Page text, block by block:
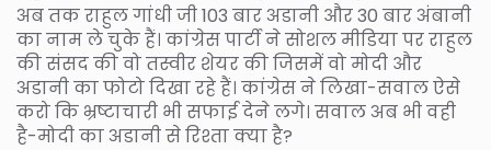
अब तक राहुल गांधी जी 103 बार अडानी और 30 बार अंबानी
का नाम ले चुके हैं। कांग्रेस पार्टी ने सोशल मीडिया पर राहुल
की संसद की वो तस्वीर शेयर की जिसमें वो मोदी और
अडानी का फोटो दिखा रहे हैं। कांग्रेस ने लिखा-सवाल ऐसे
करो कि भ्रष्टाचारी भी सफाई देने लगे। सवाल अब भी वही
है-मोदी का अडानी से रिश्ता क्या है?